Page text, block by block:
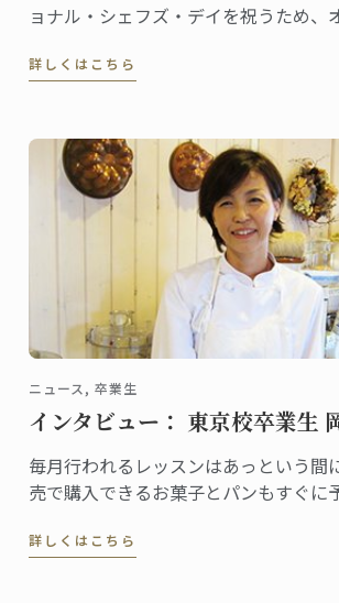
ョナル・シェフズ・デイを祝うため、
子の愛好家の皆様にサプライズでご紹
詳しくはこちら
ニュース, 卒業生
インタビュー： 東京校卒業生
毎月行われるレッスンはあっという間
売で購入できるお菓子とパンもすぐに
fumufumu＋』。
詳しくはこちら